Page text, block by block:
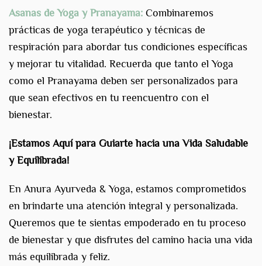
Asanas de Yoga y Pranayama: Combinaremos
prácticas de yoga terapéutico y técnicas de
respiración para abordar tus condiciones específicas
y mejorar tu vitalidad. Recuerda que tanto el Yoga
como el Pranayama deben ser personalizados para
que sean efectivos en tu reencuentro con el
bienestar.
¡Estamos Aquí para Guiarte hacia una Vida Saludable
y Equilibrada!
En Anura Ayurveda & Yoga, estamos comprometidos
en brindarte una atención integral y personalizada.
Queremos que te sientas empoderado en tu proceso
de bienestar y que disfrutes del camino hacia una vida
más equilibrada y feliz.